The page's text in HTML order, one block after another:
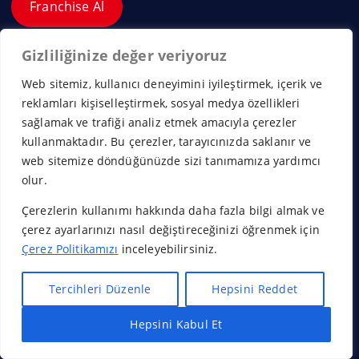
Gizliliğinize değer veriyoruz
Web sitemiz, kullanıcı deneyimini iyileştirmek, içerik ve
reklamları kişiselleştirmek, sosyal medya özellikleri
sağlamak ve trafiği analiz etmek amacıyla çerezler
kullanmaktadır. Bu çerezler, tarayıcınızda saklanır ve
web sitemize döndüğünüzde sizi tanımamıza yardımcı
olur.
Çerezlerin kullanımı hakkında daha fazla bilgi almak ve
çerez ayarlarınızı nasıl değiştireceğinizi öğrenmek için
Çerez Politikamızı inceleyebilirsiniz.
Tercihleri Düzenle Hepsini Reddet
Hepsini Kabul Et
Franchise Al
Hızlı Bayilik Al